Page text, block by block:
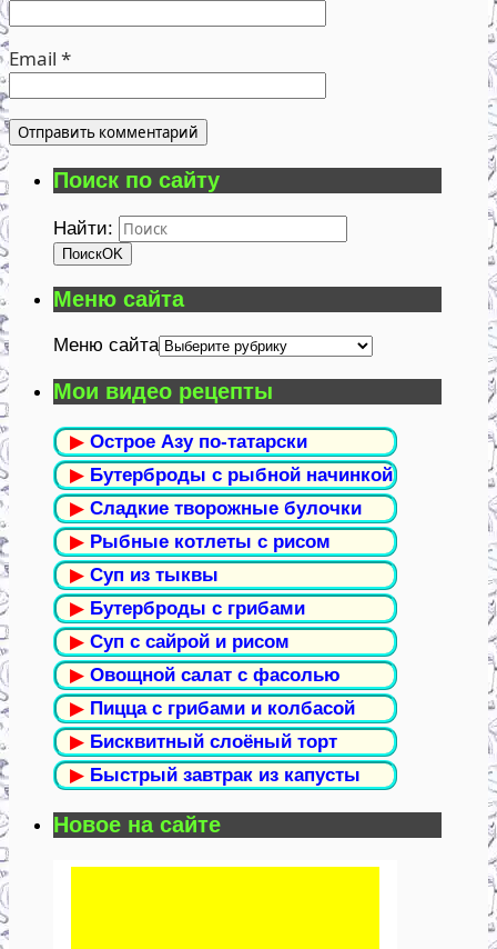
Email *
Поиск по сайту
Найти:
ПоискOK
Меню сайта
Меню сайта
Мои видео рецепты
▶ Острое Азу по-татарски
▶ Бутерброды с рыбной начинкой
▶ Сладкие творожные булочки
▶ Рыбные котлеты с рисом
▶ Суп из тыквы
▶ Бутерброды с грибами
▶ Суп с сайрой и рисом
▶ Овощной салат с фасолью
▶ Пицца с грибами и колбасой
▶ Бисквитный слоёный торт
▶ Быстрый завтрак из капусты
Новое на сайте